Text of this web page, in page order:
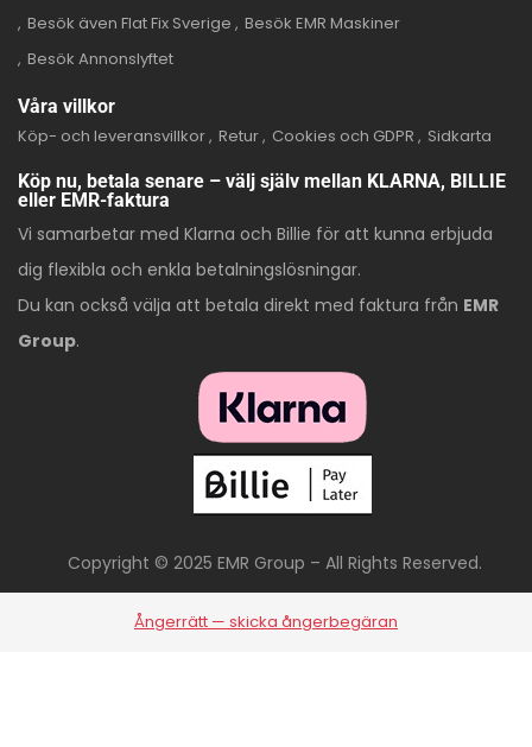
Besök även Flat Fix Sverige
Besök EMR Maskiner
Besök Annonslyftet
Våra villkor
Köp- och leveransvillkor Retur Cookies och GDPR
Sidkarta
Köp nu, betala senare – välj själv mellan KLARNA, BILLIE
eller EMR-faktura
Vi samarbetar med Klarna och Billie för att kunna erbjuda
dig flexibla och enkla betalningslösningar.
Du kan också välja att betala direkt med faktura från EMR
Group.
Copyright © 2025 EMR Group – All Rights Reserved.
Ångerrätt — skicka ångerbegäran